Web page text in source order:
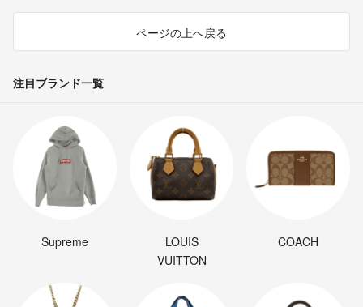
ページの上へ戻る
注目ブランド一覧
Supreme
LOUIS
VUITTON
COACH